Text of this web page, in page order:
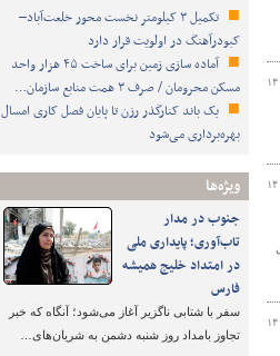
تکمیل ۳ کیلومتر نخست محور خلعت‌آباد–
کبودرآهنگ در اولویت قرار دارد
آماده سازی زمین برای ساخت ۴۵ هزار واحد
مسکن محرومان / صرف ۳ همت منابع سازمان…
یک باند کنارگذر رزن تا پایان فصل کاری امسال
بهره‌برداری می‌شود
ویژه‌ها
جنوب در مدار
تاب‌آوری؛ پایداری ملی
در امتداد خلیج همیشه
فارس
سفر با شتابی ناگزیر آغاز می‌شود؛ آنگاه که خبر
تجاوز بامداد روز شنبه دشمن به شریان‌های…